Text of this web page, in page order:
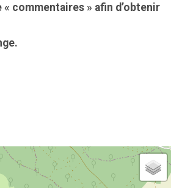
commentaires » afin d’obtenir